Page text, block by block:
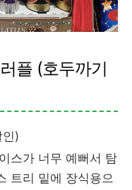
플 (호두까기
)
스가 너무 예뻐서 탐
트리 밑에 장식용으